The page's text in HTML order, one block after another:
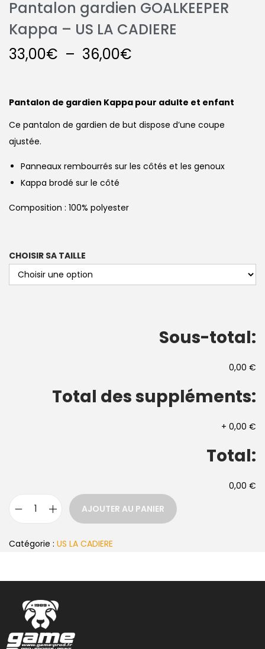
Pantalon gardien GOALKEEPER
Kappa – US LA CADIERE
33,00€ – 36,00€
Pantalon de gardien Kappa pour adulte et enfant
Ce pantalon de gardien de but dispose d’une coupe
ajustée.
Panneaux rembourrés sur les côtés et les genoux
Kappa brodé sur le côté
Composition : 100% polyester
CHOISIR SA TAILLE
Sous-total:
0,00 €
Total des suppléments:
+ 0,00 €
Total:
0,00 €
AJOUTER AU PANIER
Catégorie : US LA CADIERE